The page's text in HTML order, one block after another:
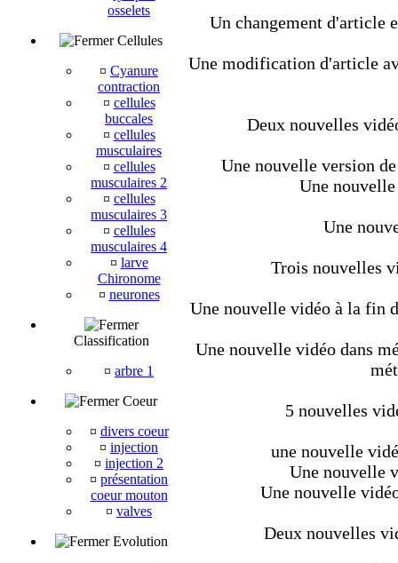
osselets
Cellules
¤ Cyanure
contraction
¤ cellules
buccales
¤ cellules
musculaires
¤ cellules
musculaires 2
¤ cellules
musculaires 3
¤ cellules
musculaires 4
¤ larve
Chironome
¤ neurones
Classification
¤ arbre 1
Coeur
¤ divers coeur
¤ injection
¤ injection 2
¤ présentation
coeur mouton
¤ valves
Evolution
Un changement d'article
Une modification d'article
Deux nouvelles
Une nouvelle version
Une
Une
Trois nouvelles
Une nouvelle vidéo à la fin
Une nouvelle vidéo dans
5 nouvelles
une nouvelle
Une nouvelle
Une nouvelle
Deux nouvelles